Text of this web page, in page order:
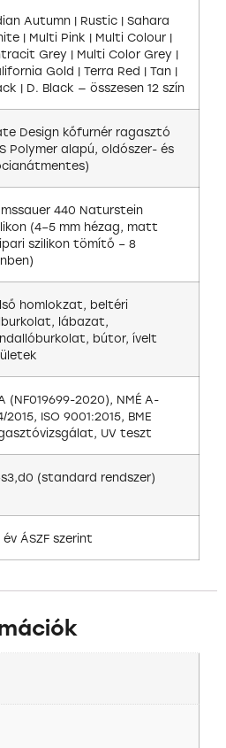
Autumn | Rustic | Sahara
| Multi Pink | Multi Colour |
Grey | Multi Color Grey |
Gold | Terra Red | Tan |
| D. Black — összesen 12 szín
Design kőfurnér ragasztó
Polymer alapú, oldószer- és
440 Naturstein
(4–5 mm hézag, matt
szilikon tömítő – 8
homlokzat, beltéri
lábazat,
bútor, ívelt
(NF019699-2020), NMÉ A-
2015, ISO 9001:2015, BME
UV teszt
(standard rendszer)
ÁSZF szerint